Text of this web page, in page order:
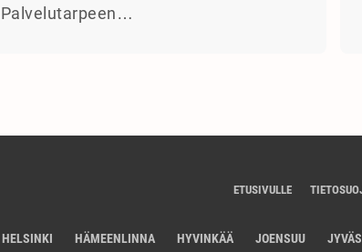
Palvelutarpeen…
ETUSIVULLE
HELSINKI HÄMEENLINNA HYVINKÄÄ JOENSUU